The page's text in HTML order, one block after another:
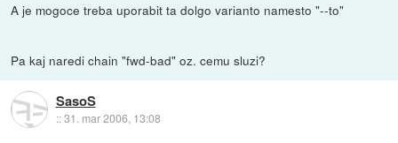
A je mogoce treba uporabit ta dolgo varianto namesto "--to"
Pa kaj naredi chain "fwd-bad" oz. cemu sluzi?
SasoS
::31. mar 2006, 13:08